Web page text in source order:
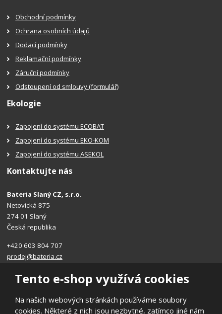
Tento e-shop využívá cookies
Na našich webových stránkách používáme soubory
cookies. Některé z nich jsou nezbytné, zatímco jiné nám
Obchodní podmínky
Ochrana osobních údajů
Dodací podmínky
Reklamační podmínky
Záruční podmínky
Odstoupení od smlouvy (formulář)
Ekologie
Zapojení do systému ECOBAT
Zapojení do systému EKO-KOM
Zapojení do systému ASEKOL
Kontaktujte nás
Bateria Slaný CZ, s.r.o.
Netovická 875
274 01 Slaný
Česká republika
+420 603 804 707
prodej@bateria.cz